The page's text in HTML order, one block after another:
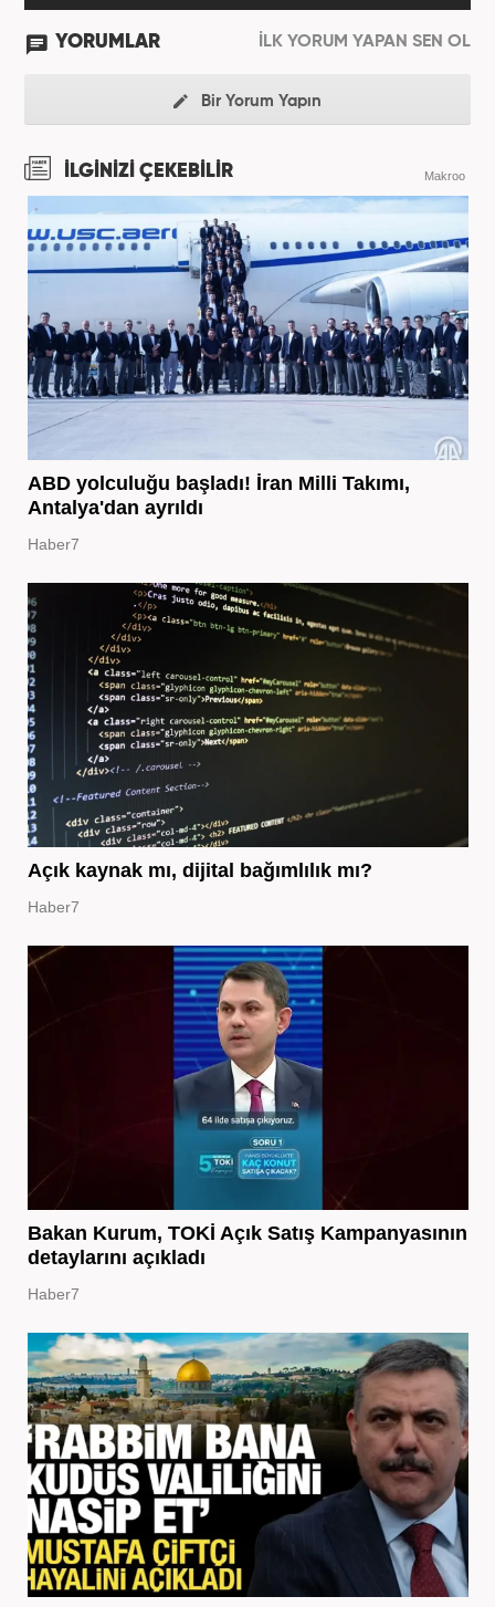
YORUMLAR İLK YORUM YAPAN SEN OL
Bir Yorum Yapın
İLGİNİZİ ÇEKEBİLİR Makroo
ABD yolculuğu başladı! İran Milli Takımı,
Antalya'dan ayrıldı
Haber7
Açık kaynak mı, dijital bağımlılık mı?
Haber7
Bakan Kurum, TOKİ Açık Satış Kampanyasının
detaylarını açıkladı
Haber7